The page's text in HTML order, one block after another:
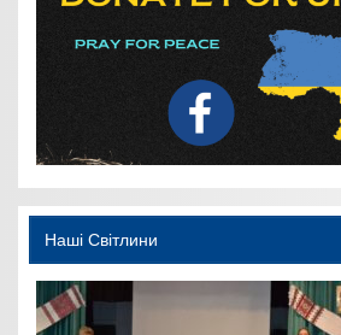
Наші Світлини